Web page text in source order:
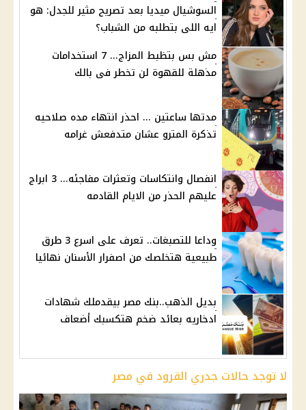
السوشيال ميديا بعد تصريح مثير للجدل: هو
ايه اللى بتطلبه من الشباب؟
مش بس بتظبط المزاج... 7 استخدامات
مذهلة للقهوة لن تخطر فى بالك
مدتها ساعتين ... احذر انتهاء مده صلاحيه
تذكرة المترو عشان متدفعش غرامه
انفصال وانتكاسات وتعثرات مفاجئه... 3 ابراج
عليهم الحذر من الايام القادمه
وداعا للتصبغات.. تعرف على اسرع 3 طرق
طبيعية هتخلصك من اصفرار الأسنان نهائيا
بديل الذهب..بنك مصر بيقدملك شهادات
ادخاريه بعائد ضخم هتكسبك أضعاف
لا توجد حالات جدري القرود في مصر